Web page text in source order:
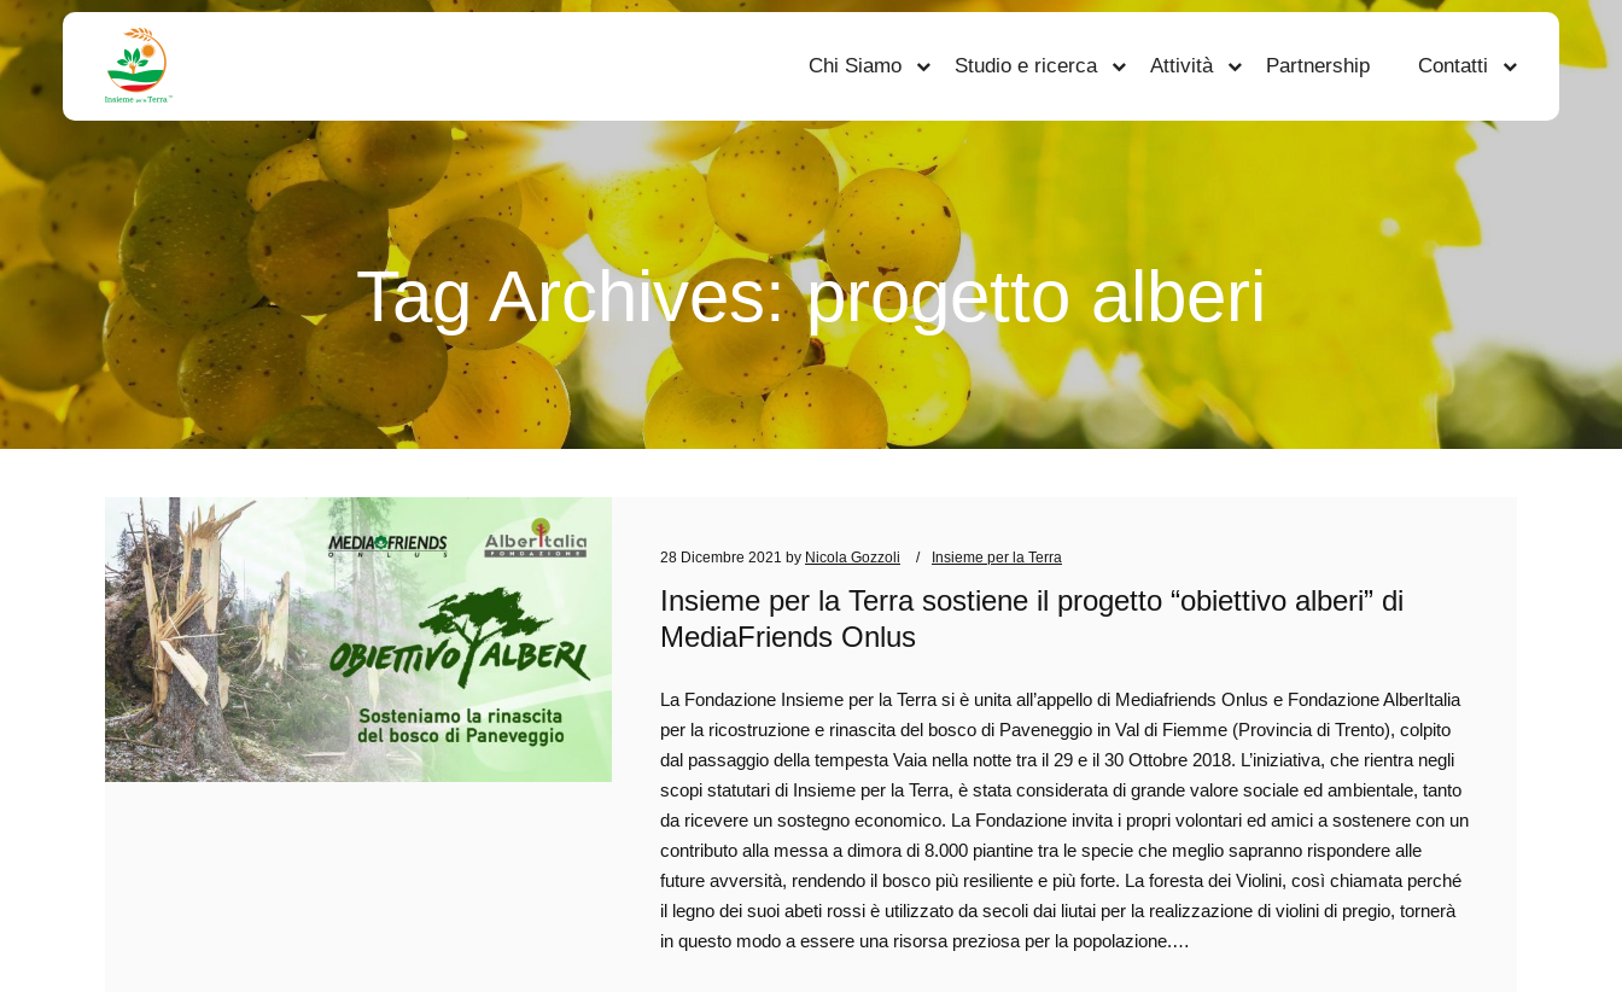
Chi Siamo Studio e ricerca Attività Partnership Contatti
Tag Archives:progetto alberi
28 Dicembre 2021 by Nicola Gozzoli Insieme per la Terra
Insieme per la Terra sostiene il progetto “obiettivo alberi” di
MediaFriends Onlus
La Fondazione Insieme per la Terra si è unita all’appello di Mediafriends Onlus e Fondazione AlberItalia
per la ricostruzione e rinascita del bosco di Paveneggio in Val di Fiemme (Provincia di Trento), colpito
dal passaggio della tempesta Vaia nella notte tra il 29 e il 30 Ottobre 2018. L’iniziativa, che rientra negli
scopi statutari di Insieme per la Terra, è stata considerata di grande valore sociale ed ambientale, tanto
da ricevere un sostegno economico. La Fondazione invita i propri volontari ed amici a sostenere con un
contributo alla messa a dimora di 8.000 piantine tra le specie che meglio sapranno rispondere alle
future avversità, rendendo il bosco più resiliente e più forte. La foresta dei Violini, così chiamata perché
il legno dei suoi abeti rossi è utilizzato da secoli dai liutai per la realizzazione di violini di pregio, tornerà
in questo modo a essere una risorsa preziosa per la popolazione.…